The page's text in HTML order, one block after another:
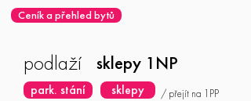
Ceník a přehled bytů
podlaží sklepy 1NP
park. stání sklepy / přejít na 1PP